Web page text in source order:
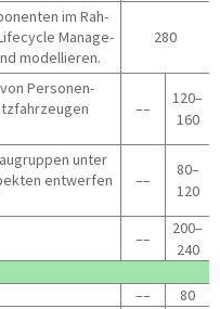
im Rah­
Manage­
modellieren.
280
Per­so­nen­
––
120–
160
unter
ent­wer­fen
––
80–
120
––
200–
240
––
80